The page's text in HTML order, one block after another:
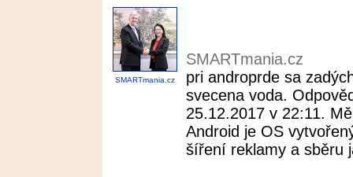
SMARTmania.cz
SMARTmania.cz
pri androprde sa
svecena voda.
25.12.2017 v 22:11.
Android je OS
šíření reklamy a sběru